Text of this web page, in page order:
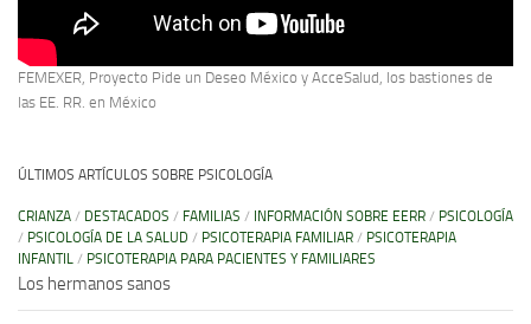
FEMEXER, Proyecto Pide un Deseo México y AcceSalud, los bastiones de
las EE. RR. en México
ÚLTIMOS ARTÍCULOS SOBRE PSICOLOGÍA
CRIANZA / DESTACADOS / FAMILIAS / INFORMACIÓN SOBRE EERR / PSICOLOGÍA
/ PSICOLOGÍA DE LA SALUD / PSICOTERAPIA FAMILIAR / PSICOTERAPIA
INFANTIL / PSICOTERAPIA PARA PACIENTES Y FAMILIARES
Los hermanos sanos